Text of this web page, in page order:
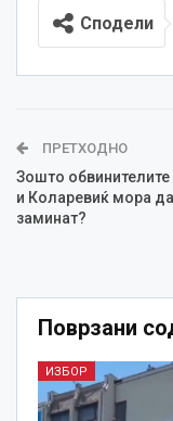
Сподели
ПРЕТХОДНО
Зошто обвинителите
и Коларевиќ мора
заминат?
Поврзани
ИЗБОР